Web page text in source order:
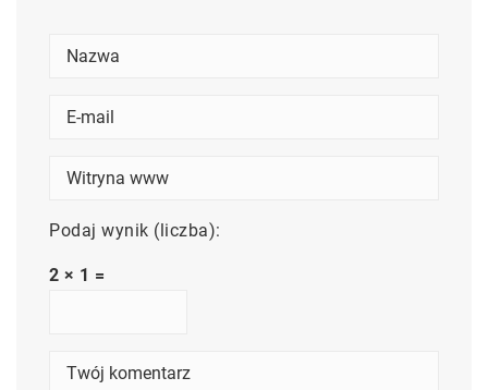
Podaj wynik (liczba):
2 × 1 =